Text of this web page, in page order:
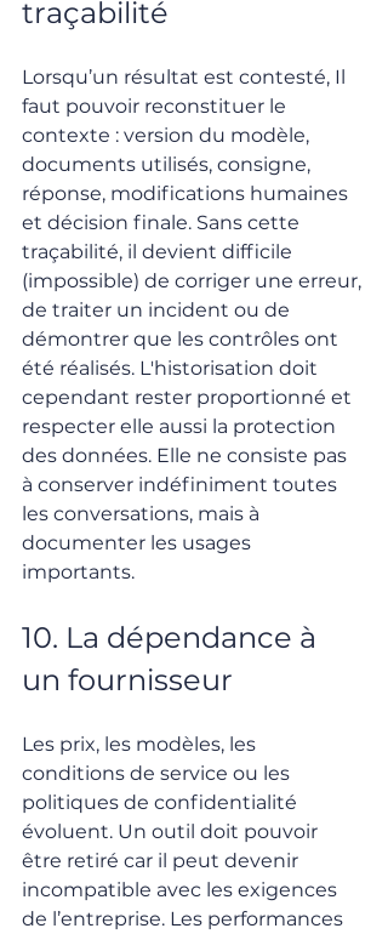
traçabilité
Lorsqu’un résultat est contesté, Il
faut pouvoir reconstituer le
contexte : version du modèle,
documents utilisés, consigne,
réponse, modifications humaines
et décision finale. Sans cette
traçabilité, il devient difficile
(impossible) de corriger une erreur,
de traiter un incident ou de
démontrer que les contrôles ont
été réalisés. L'historisation doit
cependant rester proportionné et
respecter elle aussi la protection
des données. Elle ne consiste pas
à conserver indéfiniment toutes
les conversations, mais à
documenter les usages
importants.
10. La dépendance à
un fournisseur
Les prix, les modèles, les
conditions de service ou les
politiques de confidentialité
évoluent. Un outil doit pouvoir
être retiré car il peut devenir
incompatible avec les exigences
de l’entreprise. Les performances